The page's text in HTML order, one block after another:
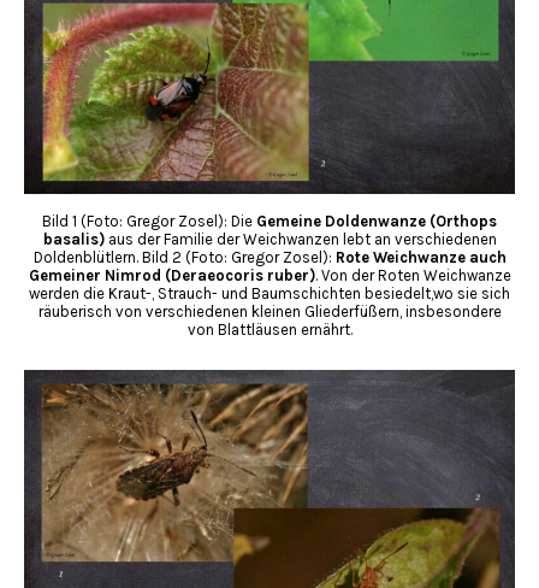
Bild 1 (Foto: Gregor Zosel): Die Gemeine Doldenwanze (Orthops
basalis)aus der Familie der Weichwanzen lebt an verschiedenen
Doldenblütlern. Bild 2 (Foto: Gregor Zosel): Rote Weichwanze auch
Gemeiner Nimrod (Deraeocoris ruber). Von der Roten Weichwanze
werden die Kraut-, Strauch- und Baumschichten besiedelt,wo sie sich
räuberisch von verschiedenen kleinen Gliederfüßern, insbesondere
von Blattläusen ernährt.